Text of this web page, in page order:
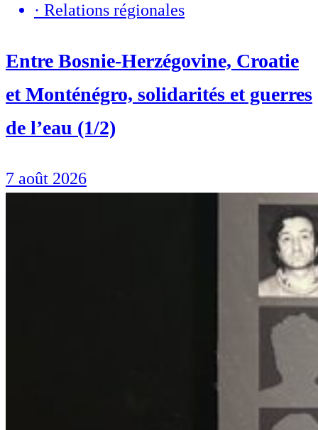
· Relations régionales
Entre Bosnie-Herzégovine, Croatie
et Monténégro, solidarités et guerres
de l’eau (1/2)
7 août 2026